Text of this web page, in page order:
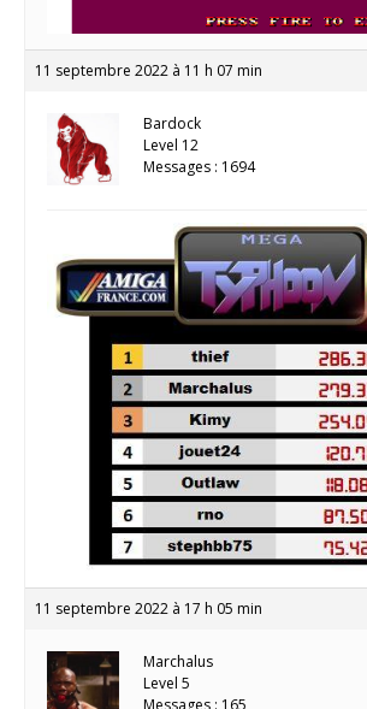
11 septembre 2022 à 11 h 07 min
Bardock
Level 12
Messages : 1694
11 septembre 2022 à 17 h 05 min
Marchalus
Level 5
Messages : 165